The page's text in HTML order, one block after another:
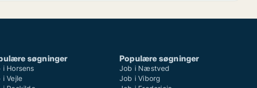
søgninger
i Horsens
i Vejle
Populære søgninger
Job i Næstved
Job i Viborg